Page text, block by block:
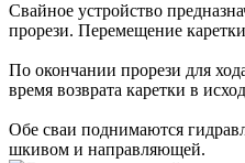
Свайное устройство
прорези. Перемещение каретки
По окончании прорези для
время возврата каретки в
Обе сваи поднимаются
шкивом и направляющей.